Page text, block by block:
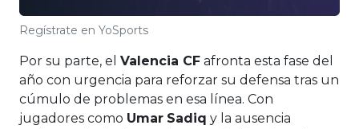
Regístrate en YoSports
Por su parte, el Valencia CF afronta esta fase del
año con urgencia para reforzar su defensa tras un
cúmulo de problemas en esa línea. Con
jugadores como Umar Sadiq y la ausencia